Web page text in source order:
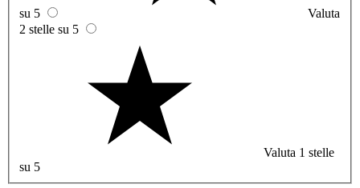
su 5
Valuta
2 stelle su 5
Valuta 1 stelle
su 5